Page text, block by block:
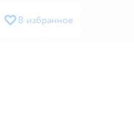
В избранное